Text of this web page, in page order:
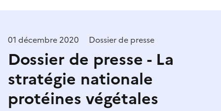
01 décembre 2020 Dossier de presse
Dossier de presse - La
stratégie nationale
protéines végétales